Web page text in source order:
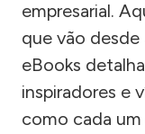
empresarial.
que vão
eBooks
inspiradores e
como cada